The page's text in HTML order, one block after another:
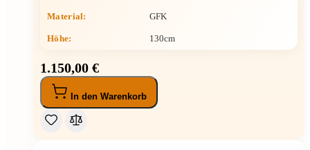
Material: GFK
Höhe: 130cm
1.150,00 €
In den Warenkorb